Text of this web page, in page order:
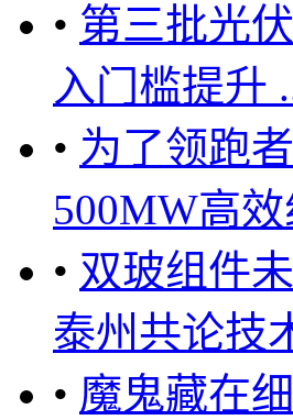
• 第三批光
入门槛提升
• 为了领跑
500MW高
• 双玻组件
泰州共论技
• 魔鬼藏在